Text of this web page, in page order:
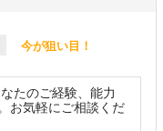
今が狙い目！
たのご経験、能力
お気軽にご相談くだ